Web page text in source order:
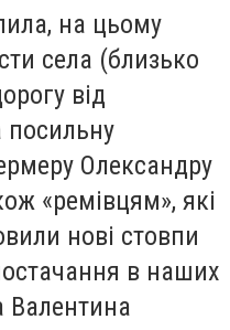
на цьому
села (близько
від
посильну
Олександру
«ремівцям», які
нові стовпи
в наших
Валентина